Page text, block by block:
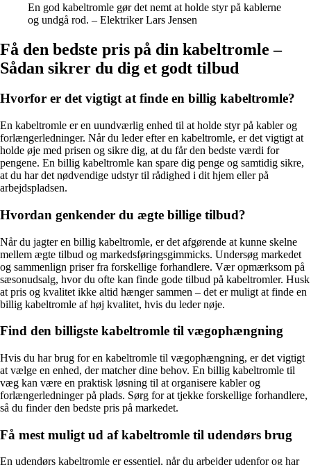
En god kabeltromle gør det nemt at holde styr på kablerne
og undgå rod. – Elektriker Lars Jensen
Få den bedste pris på din kabeltromle –
Sådan sikrer du dig et godt tilbud
Hvorfor er det vigtigt at finde en billig kabeltromle?
En kabeltromle er en uundværlig enhed til at holde styr på kabler og
forlængerledninger. Når du leder efter en kabeltromle, er det vigtigt at
holde øje med prisen og sikre dig, at du får den bedste værdi for
pengene. En billig kabeltromle kan spare dig penge og samtidig sikre,
at du har det nødvendige udstyr til rådighed i dit hjem eller på
arbejdspladsen.
Hvordan genkender du ægte billige tilbud?
Når du jagter en billig kabeltromle, er det afgørende at kunne skelne
mellem ægte tilbud og markedsføringsgimmicks. Undersøg markedet
og sammenlign priser fra forskellige forhandlere. Vær opmærksom på
sæsonudsalg, hvor du ofte kan finde gode tilbud på kabeltromler. Husk
at pris og kvalitet ikke altid hænger sammen – det er muligt at finde en
billig kabeltromle af høj kvalitet, hvis du leder nøje.
Find den billigste kabeltromle til vægophængning
Hvis du har brug for en kabeltromle til vægophængning, er det vigtigt
at vælge en enhed, der matcher dine behov. En billig kabeltromle til
væg kan være en praktisk løsning til at organisere kabler og
forlængerledninger på plads. Sørg for at tjekke forskellige forhandlere,
så du finder den bedste pris på markedet.
Få mest muligt ud af kabeltromle til udendørs brug
En udendørs kabeltromle er essentiel, når du arbejder udenfor og har